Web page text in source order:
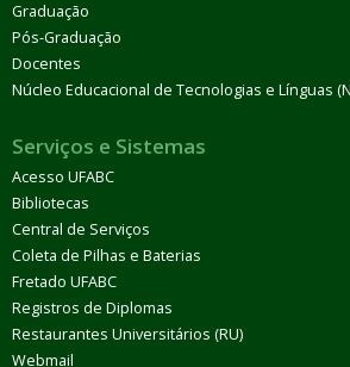
Graduação
Pós-Graduação
Docentes
Núcleo Educacional de Tecnologias e Línguas
Serviços e Sistemas
Acesso UFABC
Bibliotecas
Central de Serviços
Coleta de Pilhas e Baterias
Fretado UFABC
Registros de Diplomas
Restaurantes Universitários (RU)
Webmail